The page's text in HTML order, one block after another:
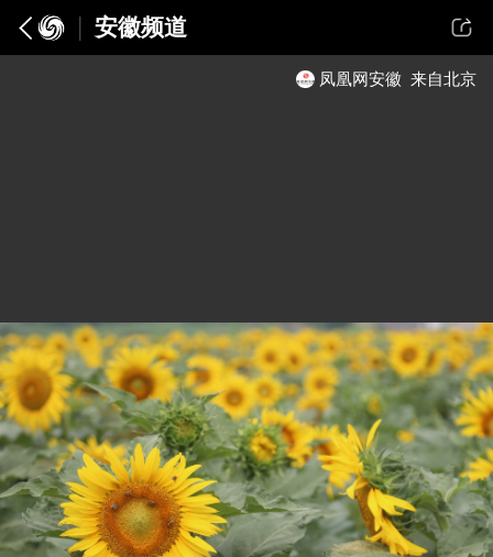
安徽频道
凤凰网安徽 来自北京